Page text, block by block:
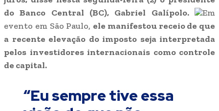
do Banco Central (BC), Gabriel Galípolo.
Em
evento em São Paulo, ele manifestou receio de que
a recente elevação do imposto seja interpretada
pelos investidores internacionais como controle
de capital.
“Eu sempre tive essa